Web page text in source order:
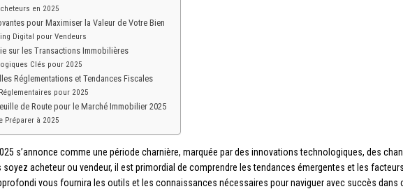
en 2025
pour Maximiser la Valeur de Votre Bien
Digital pour Vendeurs
sur les Transactions Immobilières
Clés pour 2025
Réglementations et Tendances Fiscales
pour 2025
de Route pour le Marché Immobilier 2025
Préparer à 2025
s’annonce comme une période charnière, marquée par des innovations technologiques, des
soyez acheteur ou vendeur, il est primordial de comprendre les tendances émergentes et les
vous fournira les outils et les connaissances nécessaires pour naviguer avec succès